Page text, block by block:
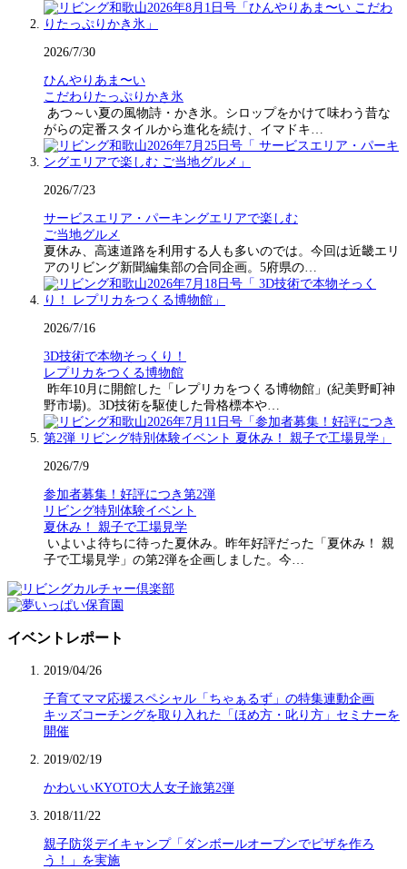
2026/7/30
ひんやりあま〜い
こだわりたっぷりかき氷
あつ～い夏の風物詩・かき氷。シロップをかけて味わう昔な
がらの定番スタイルから進化を続け、イマドキ…
2026/7/23
サービスエリア・パーキングエリアで楽しむ
ご当地グルメ
夏休み、高速道路を利用する人も多いのでは。今回は近畿エリ
アのリビング新聞編集部の合同企画。5府県の…
2026/7/16
3D技術で本物そっくり！
レプリカをつくる博物館
昨年10月に開館した「レプリカをつくる博物館」(紀美野町神
野市場)。3D技術を駆使した骨格標本や…
2026/7/9
参加者募集！好評につき第2弾
リビング特別体験イベント
夏休み！ 親子で工場見学
いよいよ待ちに待った夏休み。昨年好評だった「夏休み！ 親
子で工場見学」の第2弾を企画しました。今…
イベントレポート
2019/04/26
子育てママ応援スペシャル「ちゃぁるず」の特集連動企画
キッズコーチングを取り入れた「ほめ方・叱り方」セミナーを
開催
2019/02/19
かわいいKYOTO大人女子旅第2弾
2018/11/22
親子防災デイキャンプ「ダンボールオーブンでピザを作ろ
う！」を実施